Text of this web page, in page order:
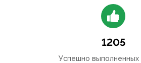
1205
Успешно выполненных